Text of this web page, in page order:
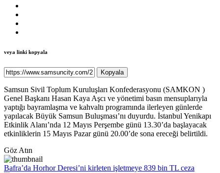
veya linki kopyala
Kopyala
Samsun Sivil Toplum Kuruluşları Konfederasyonu (SAMKON )
Genel Başkanı Hasan Kaya Aşcı ve yönetimi basın mensuplarıyla
yaptığı bayramlaşma ve kahvaltı programında ilerleyen günlerde
yapılacak Büyük Samsun Buluşması’nı duyurdu. İstanbul Yenikapı
Etkinlik Alanı’nda 12 Mayıs Perşembe günü 13.30’da başlayacak
etkinliklerin 15 Mayıs Pazar günü 20.00’de sona ereceği belirtildi.
Göz Atın
Bafra’da Horhor Deresi’ni kirleten işletmeye 839 bin TL ceza